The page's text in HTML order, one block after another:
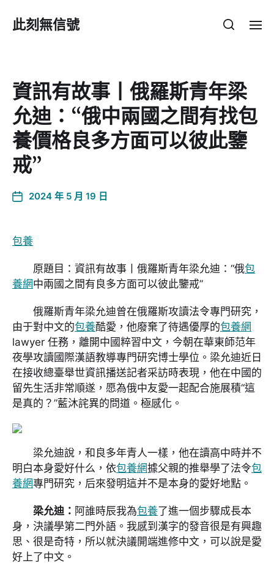
此刻無信號
資訊有故事丨俄羅斯青年梁
允迪：“俄中兩國之間有找包
養價格良多方面可以彼此鑒
戒”
2024 年 5 月 19 日
包養
原題目：資訊有故事丨俄羅斯青年梁允迪：“俄包
養網中兩國之間有良多方面可以彼此鑒戒”
俄羅斯青年梁允迪曾在俄羅斯攻讀法令專門研究，
由于對中文的包養酷愛，他廢棄了待遇優厚的包養網
lawyer 任務，離開中國粹習中文，今朝在華東師范年
夜學攻讀國際漢語教導專門研究博士學位。梁允迪近日
在接收總臺舉世資訊播送記者采訪時表現，他在中國的
留先生活非常順遂，愿為俄中友愛一起配合施展積“這
是真的？”藍沐詫異的問道。極感化。
梁允迪說，和良多年青人一樣，他在讀高中時并不
明白本身愛好什么，依包養網據父親的推舉學了法令包
養網專門研究，后來發明這并不是本身的愛好地點。
梁允迪： 阿誰時辰我為包養了進一個步驟成長本
身，決議學第二門外語。我感到漢字的發音很是有興趣
思、很是奇特，所以就決議開端進修中文，可以說是愛
好上了中文。